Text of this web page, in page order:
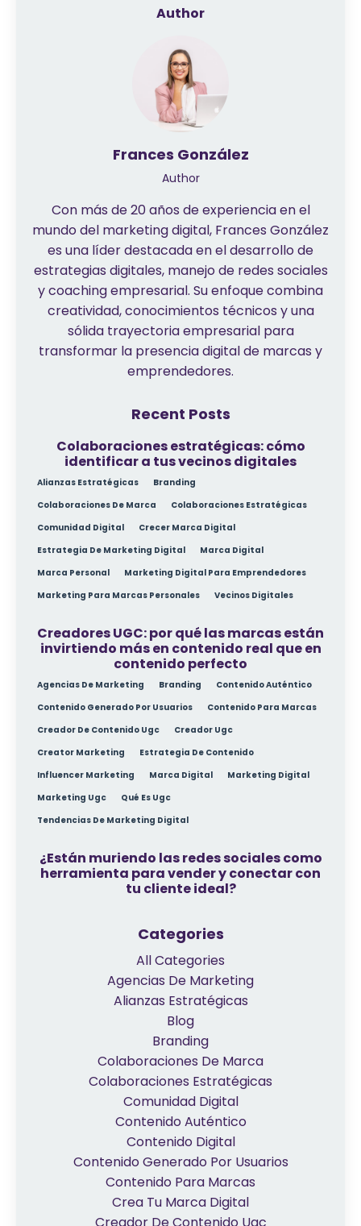
Author
Frances González
Author
Con más de 20 años de experiencia en el
mundo del marketing digital, Frances González
es una líder destacada en el desarrollo de
estrategias digitales, manejo de redes sociales
y coaching empresarial. Su enfoque combina
creatividad, conocimientos técnicos y una
sólida trayectoria empresarial para
transformar la presencia digital de marcas y
emprendedores.
Recent Posts
Colaboraciones estratégicas: cómo
identificar a tus vecinos digitales
Alianzas Estratégicas
Branding
Colaboraciones De Marca
Colaboraciones Estratégicas
Comunidad Digital
Crecer Marca Digital
Estrategia De Marketing Digital
Marca Digital
Marca Personal
Marketing Digital Para Emprendedores
Marketing Para Marcas Personales
Vecinos Digitales
Creadores UGC: por qué las marcas están
invirtiendo más en contenido real que en
contenido perfecto
Agencias De Marketing Branding
Contenido Auténtico
Contenido Generado Por Usuarios
Contenido Para Marcas
Creador De Contenido Ugc
Creador Ugc
Creator Marketing
Estrategia De Contenido
Influencer Marketing
Marca Digital
Marketing Digital
Marketing Ugc
Qué Es Ugc
Tendencias De Marketing Digital
¿Están muriendo las redes sociales como
herramienta para vender y conectar con
tu cliente ideal?
Categories
All Categories
Agencias De Marketing
Alianzas Estratégicas
Blog
Branding
Colaboraciones De Marca
Colaboraciones Estratégicas
Comunidad Digital
Contenido Auténtico
Contenido Digital
Contenido Generado Por Usuarios
Contenido Para Marcas
Crea Tu Marca Digital